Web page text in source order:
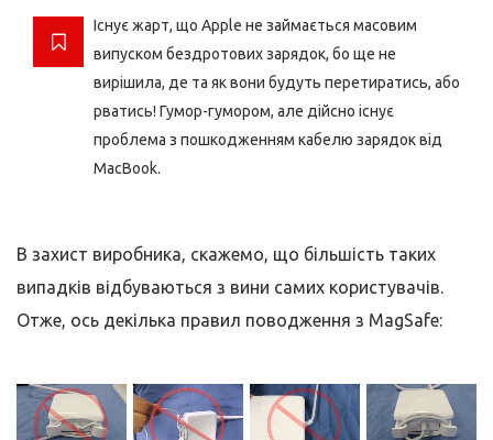
Існує жарт, що Apple не займається масовим
випуском бездротових зарядок, бо ще не
вирішила, де та як вони будуть перетиратись, або
рватись! Гумор-гумором, але дійсно існує
проблема з пошкодженням кабелю зарядок від
MacBook.
В захист виробника, скажемо, що більшість таких
випадків відбуваються з вини самих користувачів.
Отже, ось декілька правил поводження з MagSafe: